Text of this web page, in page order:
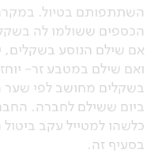
השתתפותם בטיול.
הכספים ששולמו לה
אם שילם הנוסע בשקלים,
ואם שילם במטבע זר-
בשקלים מחושב לפי שער
ביום ששילם לחברה.
כלשהו למטייל עקב
בסעיף זה.